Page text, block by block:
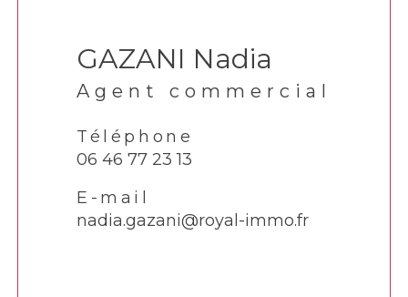
GAZANI Nadia
Agent commercial
Téléphone
06 46 77 23 13
E-mail
nadia.gazani@royal-immo.fr